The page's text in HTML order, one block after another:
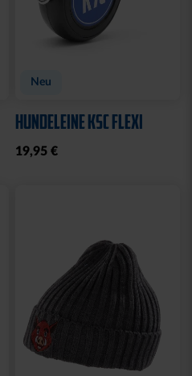
Neu
HUNDELEINE KSC FLEXI
19,95 €